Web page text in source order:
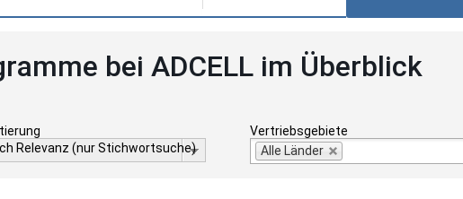
bei ADCELL im Überblick
Relevanz (nur Stichwortsuche)
Vertriebsgebiete
Alle Länder